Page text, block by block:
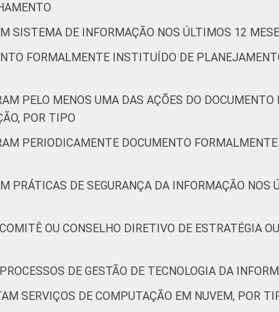
SISTEMA DE INFORMAÇÃO NOS ÚLTIMOS 12
FORMALMENTE INSTITUÍDO DE
PELO MENOS UMA DAS AÇÕES DO
POR TIPO
PERIODICAMENTE DOCUMENTO
PRÁTICAS DE SEGURANÇA DA INFORMAÇÃO NOS
OU CONSELHO DIRETIVO DE ESTRATÉGIA
DE GESTÃO DE TECNOLOGIA DA
SERVIÇOS DE COMPUTAÇÃO EM NUVEM, POR